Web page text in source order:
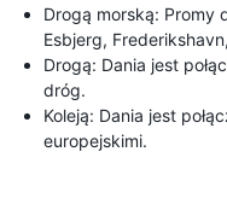
Drogą morską: Promy
Esbjerg,
Drogą: Dania jest
dróg.
Koleją: Dania jest
europejskimi.